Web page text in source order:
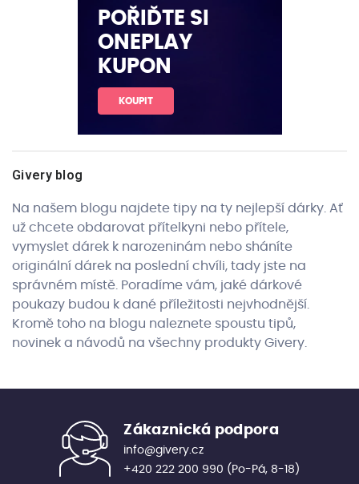
POŘIĎTE SI
ONEPLAY
KUPON
KOUPIT
Givery blog
Na našem blogu najdete tipy na ty nejlepší dárky. Ať
už chcete obdarovat přítelkyni nebo přítele,
vymyslet dárek k narozeninám nebo sháníte
originální dárek na poslední chvíli, tady jste na
správném místě. Poradíme vám, jaké dárkové
poukazy budou k dané příležitosti nejvhodnější.
Kromě toho na blogu naleznete spoustu tipů,
novinek a návodů na všechny produkty Givery.
Zákaznická podpora
info@givery.cz
+420 222 200 990 (Po-Pá, 8-18)